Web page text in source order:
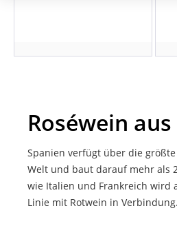
Roséwein
Spanien verfügt über die
Welt und baut darauf mehr als
wie Italien und Frankreich wird
Linie mit Rotwein in